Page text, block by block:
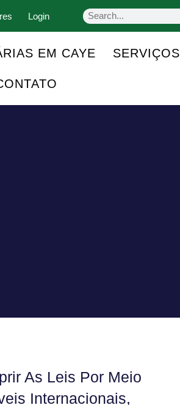
Login
EM CAYE SERVIÇOS
As Leis Por Meio
Internacionais,